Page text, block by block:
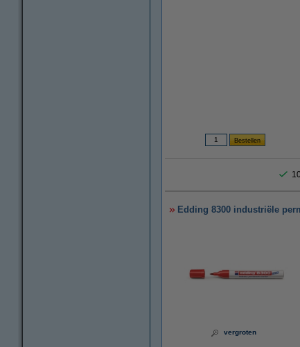
Edding 8300 industriële
vergroten